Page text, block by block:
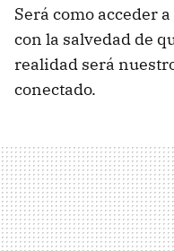
Será como acceder
con la salvedad de
realidad será
conectado.